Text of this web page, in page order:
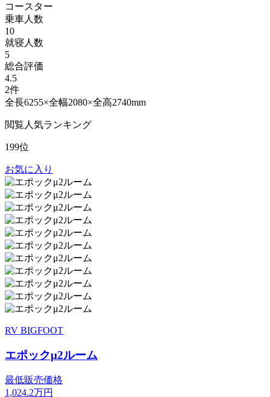
コースター
乗車人数
10
就寝人数
5
総合評価
4.5
2件
全長6255×全幅2080×全高2740mm
閲覧人気ランキング
199位
お気に入り
RV BIGFOOT
エポックμ2ルーム
最低販売価格
1,024.2万円